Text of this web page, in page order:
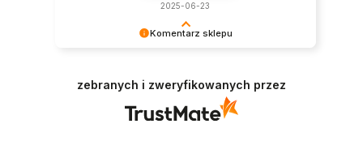
Komentarz sklepu
jak Ty. Z pozdrowieniami, obsługa sklepu.
2025-06-23
zebranych i zweryfikowanych przez